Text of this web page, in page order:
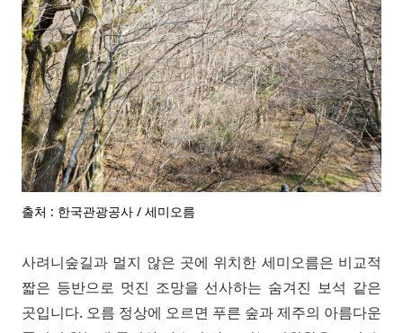
출처 : 한국관광공사 / 세미오름
사려니숲길과 멀지 않은 곳에 위치한 세미오름은 비교적
짧은 등반으로 멋진 조망을 선사하는 숨겨진 보석 같은
곳입니다. 오름 정상에 오르면 푸른 숲과 제주의 아름다운